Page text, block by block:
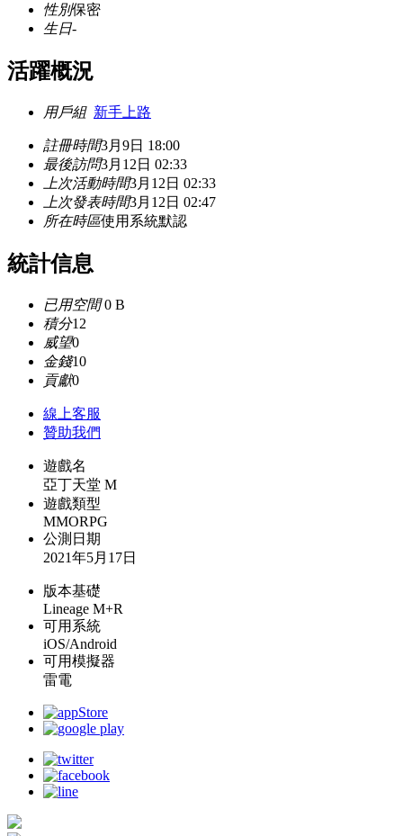
性別保密
生日-
活躍概況
用戶組 新手上路
註冊時間3月9日 18:00
最後訪問3月12日 02:33
上次活動時間3月12日 02:33
上次發表時間3月12日 02:47
所在時區使用系統默認
統計信息
已用空間0 B
積分12
威望0
金錢10
貢獻0
線上客服
贊助我們
遊戲名
亞丁天堂 M
遊戲類型
MMORPG
公測日期
2021年5月17日
版本基礎
Lineage M+R
可用系統
iOS/Android
可用模擬器
雷電